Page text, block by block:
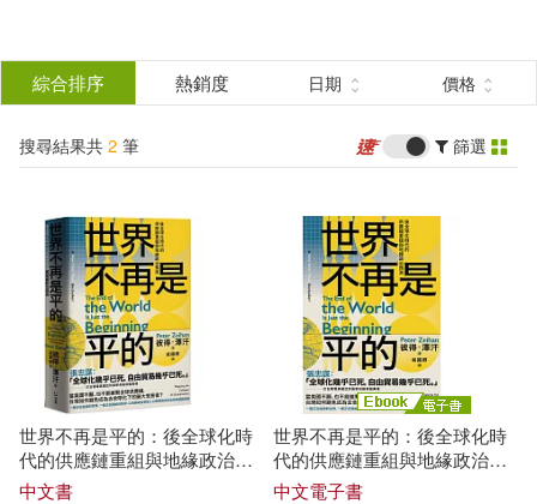
結
分類 (單選)
所有商品(2) 圖書(1)
電子書(1)
作者 (可複選)
彼得．澤汗(2)
綜合排序 熱銷度 日期 價格
搜尋結果共 2 筆 篩選
世界不再是平的：後全球化時
代的供應鏈重組與地緣政治預
測
中文書
世界不再是平的：後全球化時
代的供應鏈重組與地緣政治預
測 (電子書)
中文電子書